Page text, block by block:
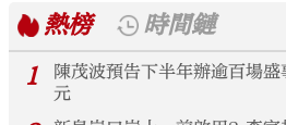
熱榜
時間鏈
1
陳茂波預告下半年辦逾百場
元